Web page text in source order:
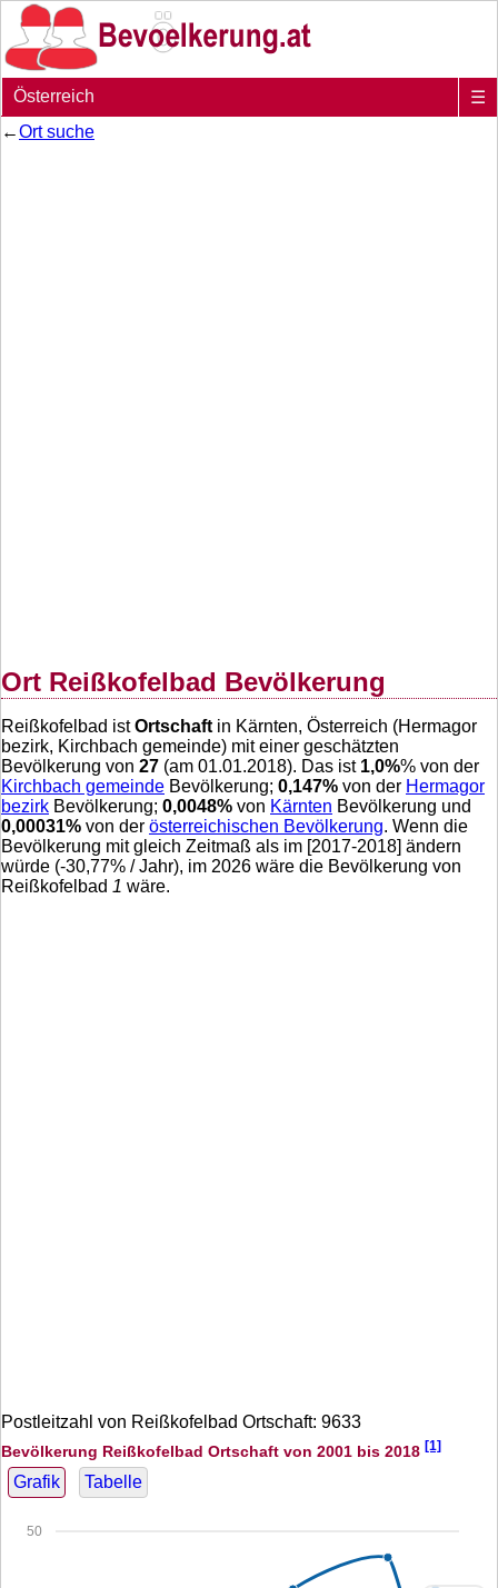
Österreich
☰
←Ort suche
Ort Reißkofelbad Bevölkerung
Reißkofelbad istOrtschaft in Kärnten, Österreich (Hermagor
bezirk, Kirchbach gemeinde) mit einer geschätzten
Bevölkerung von 27 (am 01.01.2018). Das ist 1,0%% von der
Kirchbach gemeinde Bevölkerung; 0,147% von der Hermagor
bezirk Bevölkerung; 0,0048% von Kärnten Bevölkerung und
0,00031% von der österreichischen Bevölkerung. Wenn die
Bevölkerung mit gleich Zeitmaß als im [2017-2018] ändern
würde (-30,77% / Jahr), im 2026 wäre die Bevölkerung von
Reißkofelbad 1 wäre.
Postleitzahl von Reißkofelbad Ortschaft: 9633
Bevölkerung Reißkofelbad Ortschaft von 2001 bis 2018 [1]
Grafik Tabelle
50